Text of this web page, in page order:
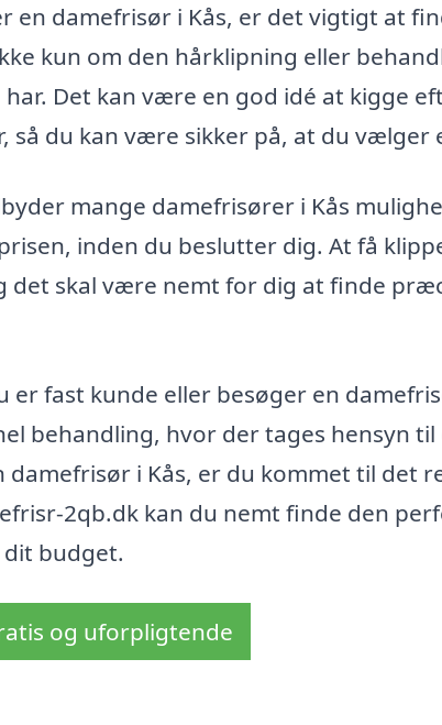
en damefrisør i Kås, er det vigtigt at
kun om den hårklipning eller
har. Det kan være en god idé at kigge
så du kan være sikker på, at du vælger
mange damefrisører i Kås
inden du beslutter dig. At få
det skal være nemt for dig at finde
er fast kunde eller besøger en
behandling, hvor der tages hensyn til
damefrisør i Kås, er du kommet til det
2qb.dk kan du nemt finde den
budget.
og uforpligtende